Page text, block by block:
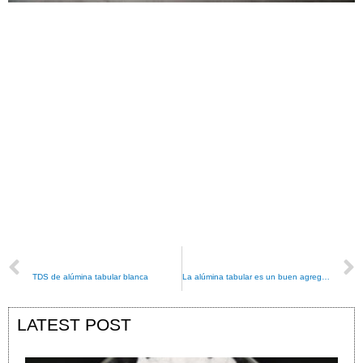
TDS de alúmina tabular blanca
LATEST POST